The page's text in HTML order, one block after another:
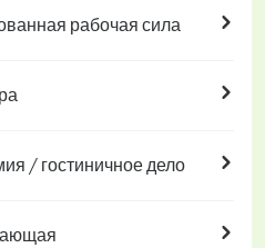
рабочая сила
/ гостиничное дело